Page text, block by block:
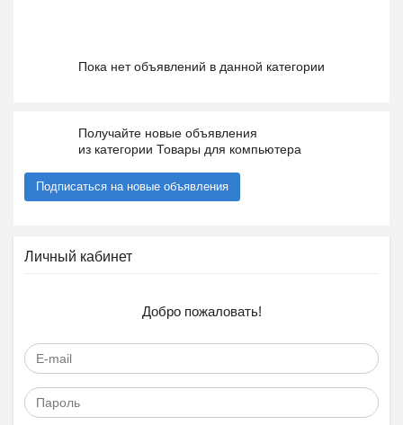
Пока нет объявлений в данной категории
Получайте новые объявления
из категории Товары для компьютера
Подписаться на новые объявления
Личный кабинет
Добро пожаловать!